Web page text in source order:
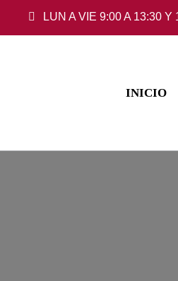
LUN A VIE 9:00 A 13:30 Y
INICIO